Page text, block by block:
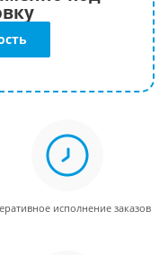
исполнение заказов